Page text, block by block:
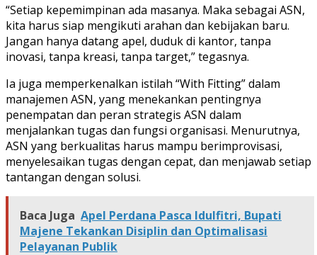
“Setiap kepemimpinan ada masanya. Maka sebagai ASN,
kita harus siap mengikuti arahan dan kebijakan baru.
Jangan hanya datang apel, duduk di kantor, tanpa
inovasi, tanpa kreasi, tanpa target,” tegasnya.
Ia juga memperkenalkan istilah “With Fitting” dalam
manajemen ASN, yang menekankan pentingnya
penempatan dan peran strategis ASN dalam
menjalankan tugas dan fungsi organisasi. Menurutnya,
ASN yang berkualitas harus mampu berimprovisasi,
menyelesaikan tugas dengan cepat, dan menjawab setiap
tantangan dengan solusi.
Baca Juga Apel Perdana Pasca Idulfitri, Bupati
Majene Tekankan Disiplin dan Optimalisasi
Pelayanan Publik